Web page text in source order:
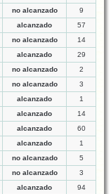
no alcanzado
9
alcanzado
57
no alcanzado
14
alcanzado
29
no alcanzado
2
no alcanzado
3
alcanzado
1
alcanzado
14
alcanzado
60
alcanzado
1
no alcanzado
5
no alcanzado
3
alcanzado
94